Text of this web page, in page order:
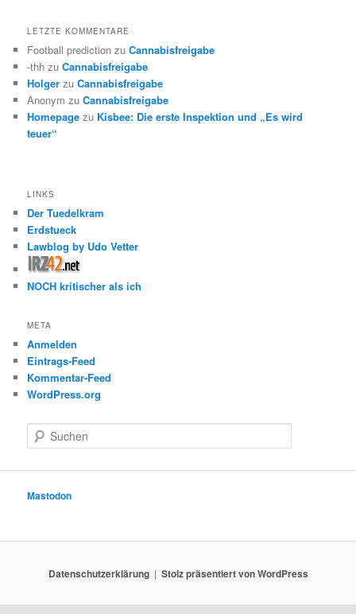
LETZTE KOMMENTARE
Football prediction zuCannabisfreigabe
-thh zuCannabisfreigabe
Holger zuCannabisfreigabe
Anonym zuCannabisfreigabe
Homepage zu Kisbee: Die erste Inspektion und „Es wird
teuer“
LINKS
Der Tuedelkram
Erdstueck
Lawblog by Udo Vetter
NOCH kritischer als ich
META
Anmelden
Eintrags-Feed
Kommentar-Feed
WordPress.org
u
e
Mastodon
Datenschutzerklärung Stolz präsentiert von WordPress